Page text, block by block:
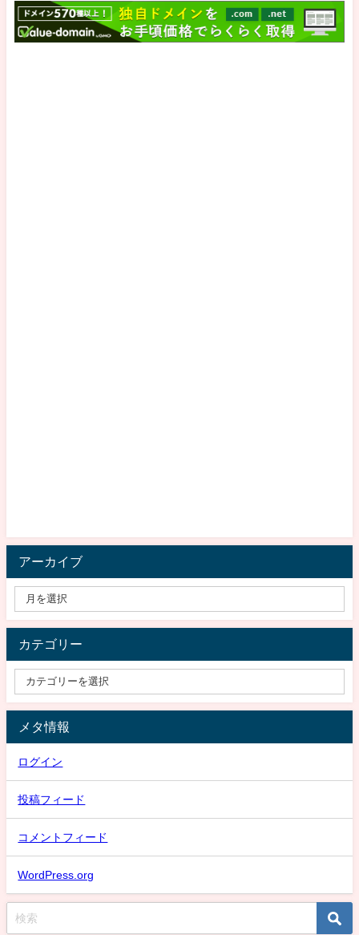
アーカイブ
カテゴリー
メタ情報
ログイン
投稿フィード
コメントフィード
WordPress.org